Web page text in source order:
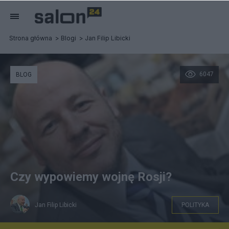
Strona główna Blogi Jan Filip Libicki
6047
BLOG
Czy wypowiemy wojnę Rosji?
Jan Filip Libicki POLITYKA